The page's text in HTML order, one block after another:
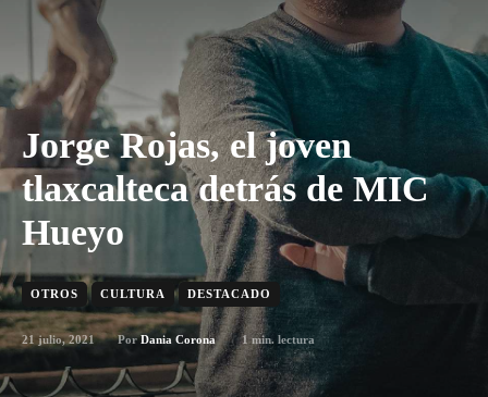
Jorge Rojas, el joven
tlaxcalteca detrás de MIC
Hueyo
OTROS CULTURA DESTACADO
21 julio, 2021 Por Dania Corona 1 min. lectura